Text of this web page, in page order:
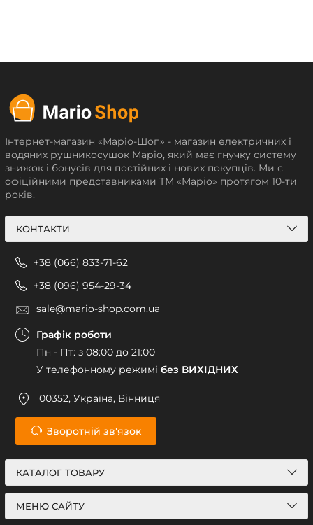
Інтернет-магазин «Маріо-Шоп» - магазин електричних і
водяних рушникосушок Маріо, який має гнучку систему
знижок і бонусів для постійних і нових покупців. Ми є
офіційними представниками ТМ «Маріо» протягом 10-ти
років.
КОНТАКТИ
+38 (066) 833-71-62
+38 (096) 954-29-34
sale@mario-shop.com.ua
Графік роботи
Пн - Пт: з 08:00 до 21:00
У телефонному режимі без ВИХІДНИХ
00352, Україна, Вінниця
Зворотній зв'язок
КАТАЛОГ ТОВАРУ
МЕНЮ САЙТУ